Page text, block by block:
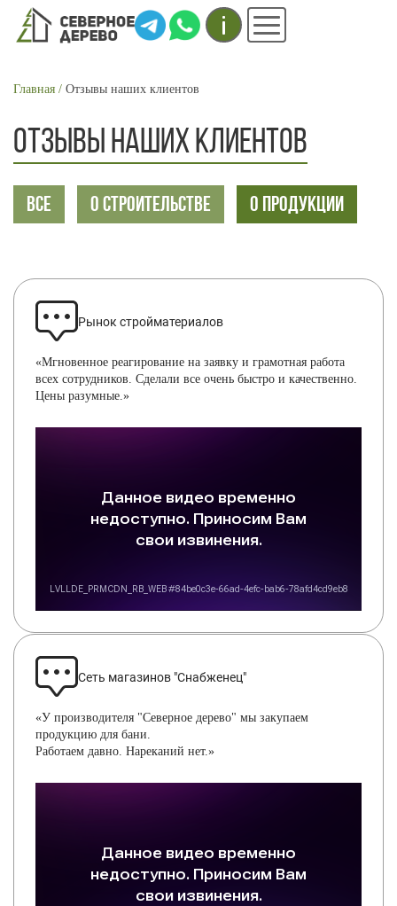
Инфо Меню
СТРОКА
Главная Отзывы наших клиентов
ОТЗЫВЫ НАШИХ КЛИЕНТОВ
ВСЕ О СТРОИТЕЛЬСТВЕ О ПРОДУКЦИИ
Рынок стройматериалов
«Мгновенное реагирование на заявку и грамотная работа
всех сотрудников. Сделали все очень быстро и качественно.
Цены разумные.»
Сеть магазинов "Снабженец"
«У производителя "Северное дерево" мы закупаем
продукцию для бани.
Работаем давно. Нареканий нет.»